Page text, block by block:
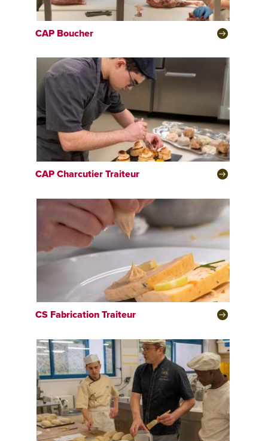
CAP Boucher
CAP Charcutier Traiteur
CS Fabrication Traiteur